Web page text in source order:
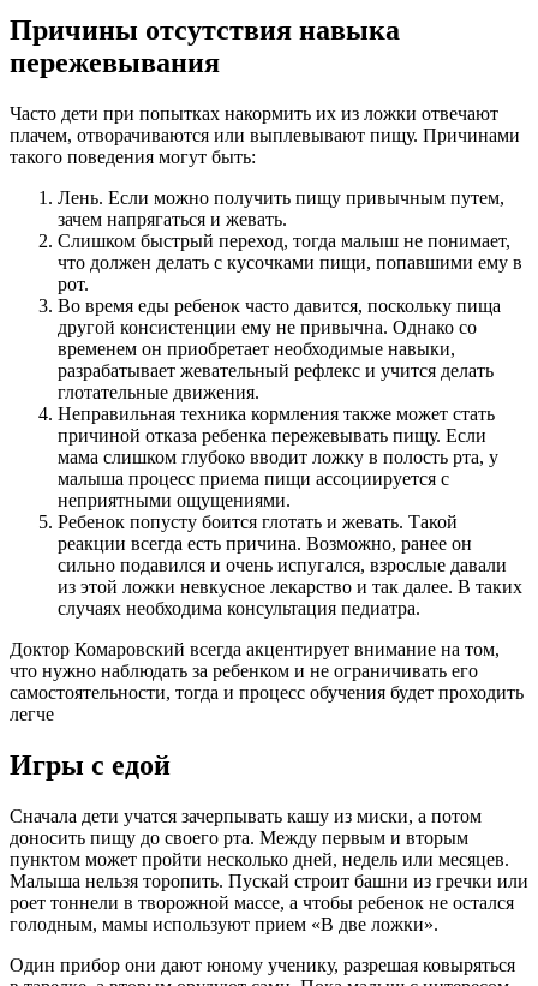
Причины отсутствия навыка
пережевывания
Часто дети при попытках накормить их из ложки отвечают
плачем, отворачиваются или выплевывают пищу. Причинами
такого поведения могут быть:
Лень. Если можно получить пищу привычным путем,
зачем напрягаться и жевать.
Слишком быстрый переход, тогда малыш не понимает,
что должен делать с кусочками пищи, попавшими ему в
рот.
Во время еды ребенок часто давится, поскольку пища
другой консистенции ему не привычна. Однако со
временем он приобретает необходимые навыки,
разрабатывает жевательный рефлекс и учится делать
глотательные движения.
Неправильная техника кормления также может стать
причиной отказа ребенка пережевывать пищу. Если
мама слишком глубоко вводит ложку в полость рта, у
малыша процесс приема пищи ассоциируется с
неприятными ощущениями.
Ребенок попусту боится глотать и жевать. Такой
реакции всегда есть причина. Возможно, ранее он
сильно подавился и очень испугался, взрослые давали
из этой ложки невкусное лекарство и так далее. В таких
случаях необходима консультация педиатра.
Доктор Комаровский всегда акцентирует внимание на том,
что нужно наблюдать за ребенком и не ограничивать его
самостоятельности, тогда и процесс обучения будет проходить
легче
Игры с едой
Сначала дети учатся зачерпывать кашу из миски, а потом
доносить пищу до своего рта. Между первым и вторым
пунктом может пройти несколько дней, недель или месяцев.
Малыша нельзя торопить. Пускай строит башни из гречки или
роет тоннели в творожной массе, а чтобы ребенок не остался
голодным, мамы используют прием «В две ложки».
Один прибор они дают юному ученику, разрешая ковыряться